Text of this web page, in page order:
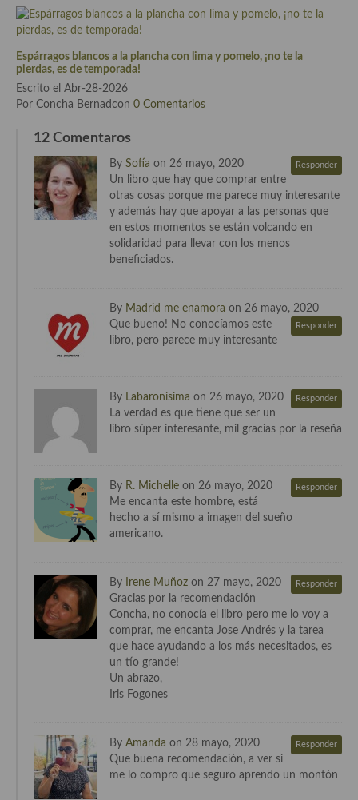
Cocina Azerí (Azerbaiyán)
Cocina de Tunez
Cocina Oriental
Cocina Tailandesa
Cocina Japonesa
Cocina Vietnamita
Cocina China
Cocina de Hawái
Cocina Africana
Cocina Sudafrinaca
Cocina Sefardí
Cocina Yoshoku
Cocina Andaluza
Cocina Aragonesa
Espárragos blancos a la plancha con lima y pomelo, ¡no te la
pierdas, es de temporada!
Escrito el Abr-28-2026
Por Concha Bernadcon 0 Comentarios
12 Comentaros
By Sofía on 26 mayo, 2020 Responder
Un libro que hay que comprar entre
otras cosas porque me parece muy interesante
y además hay que apoyar a las personas que
en estos momentos se están volcando en
solidaridad para llevar con los menos
beneficiados.
By Madrid me enamora on 26 mayo, 2020
Responder
Que bueno! No conocíamos este
libro, pero parece muy interesante
By Labaronisima on 26 mayo, 2020 Responder
La verdad es que tiene que ser un
libro súper interesante, mil gracias por la reseña
By R. Michelle on 26 mayo, 2020 Responder
Me encanta este hombre, está
hecho a sí mismo a imagen del sueño
americano.
By Irene Muñoz on 27 mayo, 2020 Responder
Gracias por la recomendación
Concha, no conocía el libro pero me lo voy a
comprar, me encanta Jose Andrés y la tarea
que hace ayudando a los más necesitados, es
un tío grande!
Un abrazo,
Iris Fogones
By Amanda on 28 mayo, 2020 Responder
Que buena recomendación, a ver si
me lo compro que seguro aprendo un montón